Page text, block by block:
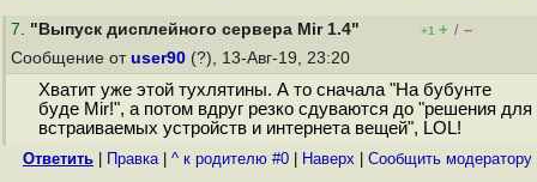
7. "Выпуск дисплейного сервера Mir 1.4" +1 + / –
Сообщение от user90 (?), 13-Авг-19, 23:20
Хватит уже этой тухлятины. А то сначала "На бубунте
буде Mir!", а потом вдруг резко сдуваются до "решения для
встраиваемых устройств и интернета вещей", LOL!
Ответить Правка| ^ к родителю #0 Наверх Cообщить модератору